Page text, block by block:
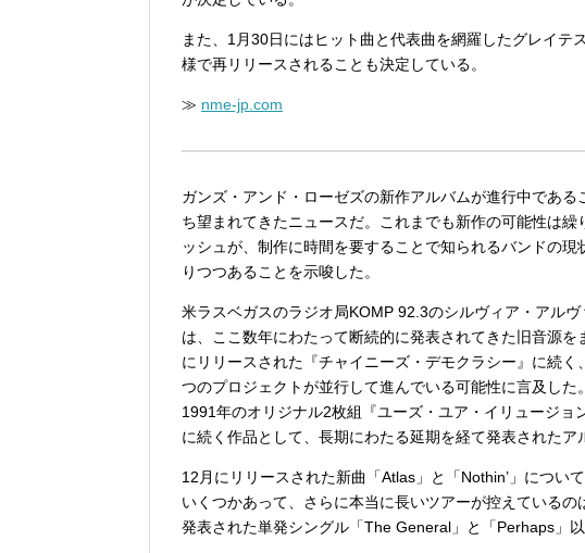
また、1月30日にはヒット曲と代表曲を網羅したグレイテ
様で再リリースされることも決定している。
≫ nme-jp.com
ガンズ・アンド・ローゼズの新作アルバムが進行中であ
ち望まれてきたニュースだ。これまでも新作の可能性は
ッシュが、制作に時間を要することで知られるバンドの
りつつあることを示唆した。
米ラスベガスのラジオ局KOMP 92.3のシルヴィア・アル
は、ここ数年にわたって断続的に発表されてきた旧音源
にリリースされた『チャイニーズ・デモクラシー』に続
つのプロジェクトが並行して進んでいる可能性に言及した
1991年のオリジナル2枚組『ユーズ・ユア・イリュージョ
に続く作品として、長期にわたる延期を経て発表されたア
12月にリリースされた新曲「Atlas」と「Nothin’」につい
いくつかあって、さらに本当に長いツアーが控えている
発表された単発シングル「The General」と「Perhaps」以